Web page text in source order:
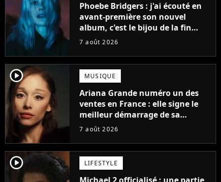
Phoebe Bridgers : j'ai écouté en
avant-première son nouvel
album, c'est le bijou de la fin
d'été
7 août 2026
player2 MUSIQUE
Ariana Grande numéro un des
ventes en France : elle signe le
meilleur démarrage de sa
carrière avec son album Petal
7 août 2026
player2 LIFESTYLE